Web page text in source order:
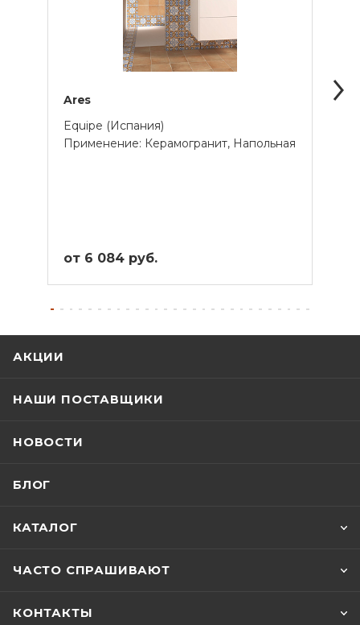
Ares
Equipe (Испания)
Применение: Керамогранит, Напольная
от 6 084 руб.
АКЦИИ
НАШИ ПОСТАВЩИКИ
НОВОСТИ
БЛОГ
КАТАЛОГ
ЧАСТО СПРАШИВАЮТ
КОНТАКТЫ